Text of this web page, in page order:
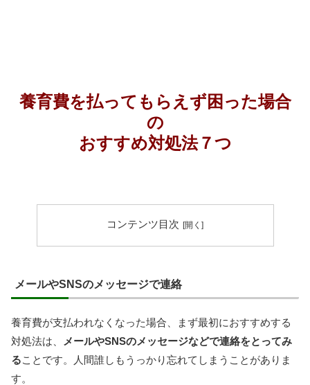
養育費を払ってもらえず困った場合
の
おすすめ対処法７つ
コンテンツ目次
メールやSNSのメッセージで連絡
養育費が支払われなくなった場合、まず最初におすすめする
対処法は、
メールやSNSのメッセージなどで連絡をとってみ
ることです。人間誰しもうっかり忘れてしまうことがありま
す。